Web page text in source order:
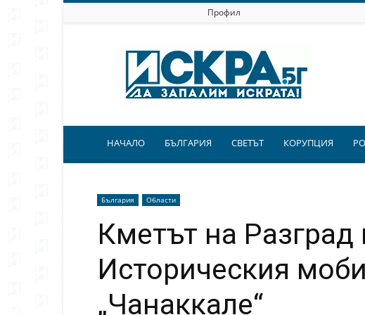
Профил
Искра.бг
НАЧАЛО БЪЛГАРИЯ СВЕТЪТ КОРУПЦИЯ
България Области
Кметът на Разград
Историческия
„Чанаккале“